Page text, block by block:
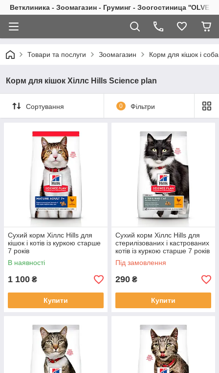
Ветклиника - Зоомагазин - Груминг - Зоогостиница ''OLVET''
Товари та послуги Зоомагазин Корм для кішок і
Корм для кішок Хіллс Hills Science plan
Сортування 0 Фільтри
Сухий корм Хіллс Hills для
кішок і котів із куркою старше
7 років
В наявності
1 100 ₴
Купити
Сухий корм Хіллс Hills для
стерилізованих і кастрованих
котів із куркою старше 7 років
Під замовлення
290 ₴
Купити